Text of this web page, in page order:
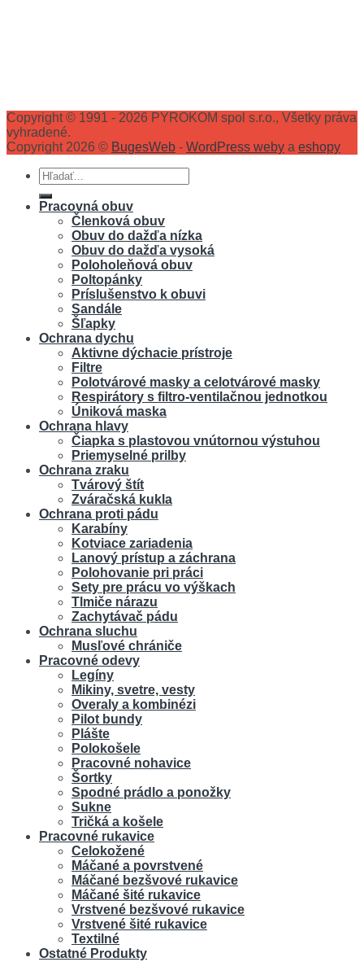
Copyright © 1991 - 2026 PYROKOM spol s.r.o., Všetky práva
vyhradené.
Copyright 2026 © BugesWeb - WordPress weby a eshopy
Hľadať:
Pracovná obuv
Členková obuv
Obuv do dažďa nízka
Obuv do dažďa vysoká
Poloholeňová obuv
Poltopánky
Príslušenstvo k obuvi
Sandále
Šľapky
Ochrana dychu
Aktivne dýchacie prístroje
Filtre
Polotvárové masky a celotvárové masky
Respirátory s filtro-ventilačnou jednotkou
Úniková maska
Ochrana hlavy
Čiapka s plastovou vnútornou výstuhou
Priemyselné prilby
Ochrana zraku
Tvárový štít
Zváračská kukla
Ochrana proti pádu
Karabíny
Kotviace zariadenia
Lanový prístup a záchrana
Polohovanie pri práci
Sety pre prácu vo výškach
Tlmiče nárazu
Zachytávač pádu
Ochrana sluchu
Musľové chrániče
Pracovné odevy
Legíny
Mikiny, svetre, vesty
Overaly a kombinézi
Pilot bundy
Plášte
Polokošele
Pracovné nohavice
Šortky
Spodné prádlo a ponožky
Sukne
Tričká a košele
Pracovné rukavice
Celokožené
Máčané a povrstvené
Máčané bezšvové rukavice
Máčané šité rukavice
Vrstvené bezšvové rukavice
Vrstvené šité rukavice
Textilné
Ostatné Produkty